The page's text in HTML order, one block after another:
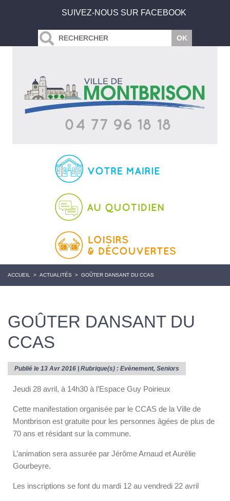
SUIVEZ-NOUS SUR FACEBOOK
ACCUEIL > ACTUALITÉS > GOÛTER DANSANT DU CCAS
GOÛTER DANSANT DU
CCAS
Publié le 13 Avr 2016 | Rubrique(s) : Evènement, Seniors
Jeudi 28 avril, à 14h30 à l’Espace Guy Poirieux
Cette manifestation organisée par le CCAS de la Ville de
Montbrison est gratuite pour les personnes âgées de plus de
70 ans et résidant sur la commune.
L’animation sera assurée par Jérôme Arnaud et Aurélie
Gourbeyre.
Les inscriptions se font du mardi 12 au vendredi 22 avril